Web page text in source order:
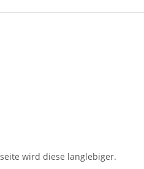
wird diese langlebiger.